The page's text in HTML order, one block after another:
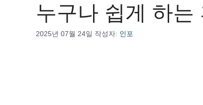
누구나 쉽게 하는
2025년 07월 24일 작성자: 인포